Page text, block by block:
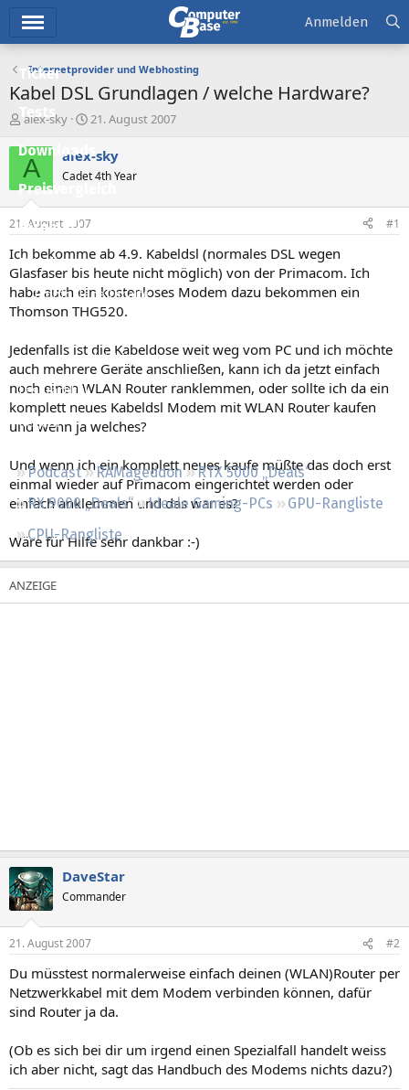
Ticker
Tests
Downloads
Preisvergleich
Forum
Aktuelles
Empfohlene Inhalte
Neueste Aktivitäten
Leserartikel
Regeln
Podcast RAMageddon
RTX 5000 „Deals“
RX 9000 „Deals“
Ideale Gaming-PCs
GPU-Rangliste
CPU-Rangliste
Anmelden
Internetprovider und Webhosting
Kabel DSL Grundlagen / welche Hardware?
E
s
t
e
e
r
alex-sky
E
s
e
l
t
a
m
21. August 2007
A alex-sky
Cadet 4th Year
21. August 2007 #1
Ich bekomme ab 4.9. Kabeldsl (normales DSL wegen
Glasfaser bis heute nicht möglich) von der Primacom. Ich
habe auch ein kostenloses Modem dazu bekommen ein
Thomson THG520.
Jedenfalls ist die Kabeldose weit weg vom PC und ich möchte
auch mehrere Geräte anschließen, kann ich da jetzt einfach
noch einen WLAN Router ranklemmen, oder sollte ich da ein
komplett neues Kabeldsl Modem mit WLAN Router kaufen
und wenn ja welches?
Und wenn ich ein komplett neues kaufe müßte das doch erst
einmal wieder auf Primacom eingerichtet werden oder
einfach anklemmen und das war es?
Wäre für Hilfe sehr dankbar :-)
DaveStar
Commander
21. August 2007 #2
Du müsstest normalerweise einfach deinen (WLAN)Router per
Netzwerkkabel mit dem Modem verbinden können, dafür
sind Router ja da.
(Ob es sich bei dir um irgend einen Spezialfall handelt weiss
ich aber nicht, sagt das Handbuch des Modems nichts dazu?)